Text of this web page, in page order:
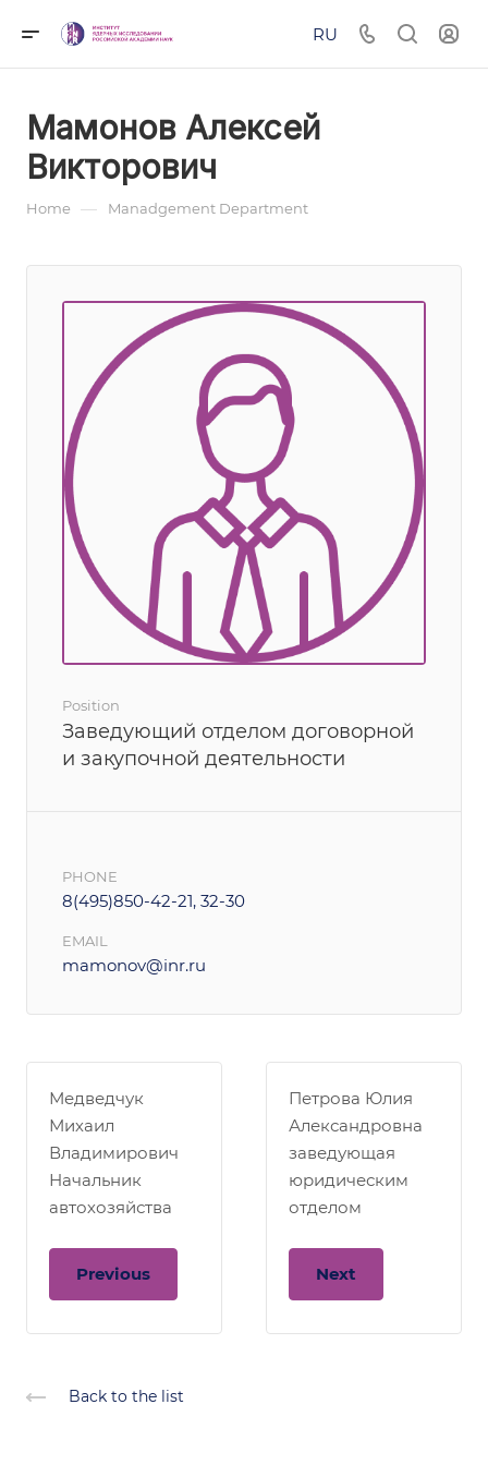
RU
Мамонов Алексей
Викторович
Home — Manadgement Department
Position
Заведующий отделом договорной
и закупочной деятельности
PHONE
8(495)850-42-21, 32-30
EMAIL
mamonov@inr.ru
Медведчук
Михаил
Владимирович
Начальник
автохозяйства
Previous
Петрова Юлия
Александровна
заведующая
юридическим
отделом
Next
Back to the list